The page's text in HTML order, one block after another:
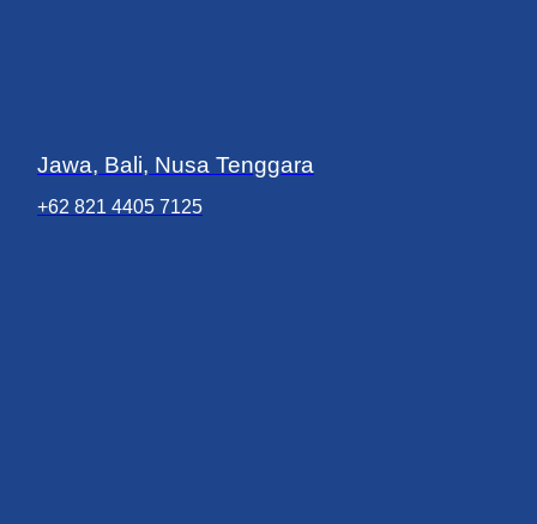
Jawa, Bali, Nusa Tenggara
+62 821 4405 7125